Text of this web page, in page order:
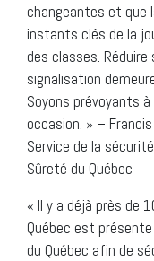
changeantes et que
instants clés de la
des classes.
signalisation
Soyons prévoyants
occasion. » –
Service de la
Sûreté du Québec
« Il y a déjà près de
Québec est
du Québec afin de